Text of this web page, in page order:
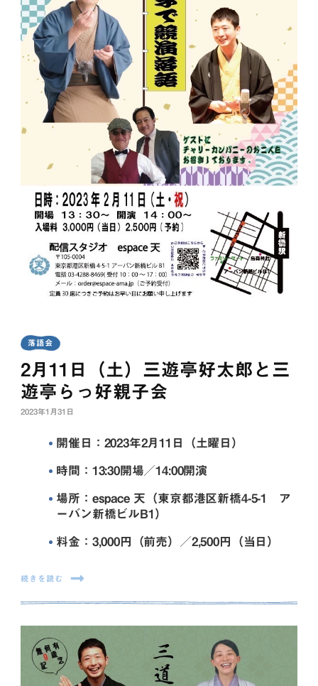
落語会
2月11日（土）三遊亭好太郎と三
遊亭らっ好親子会
2023年1月31日
開催日：2023年2月11日（土曜日）
時間：13:30開場／14:00開演
場所：espace 天（東京都港区新橋4-5-1 ア
ーバン新橋ビルB1）
料金：3,000円（前売）／2,500円（当日）
続きを読む